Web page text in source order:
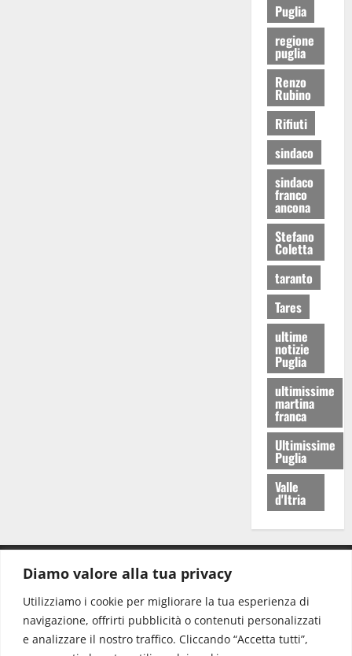
Diamo valore alla tua privacy
Utilizziamo i cookie per migliorare la tua esperienza di
navigazione, offrirti pubblicità o contenuti personalizzati
e analizzare il nostro traffico. Cliccando “Accetta tutti”,
Puglia
regione
puglia
Renzo
Rubino
Rifiuti
sindaco
sindaco
franco
ancona
Stefano
Coletta
taranto
Tares
ultime
notizie
Puglia
ultimissime
martina
franca
Ultimissime
Puglia
Valle
d'Itria
Redazione: redazione@www.martinasera.it
Direttore:direttore@www.martinasera.it